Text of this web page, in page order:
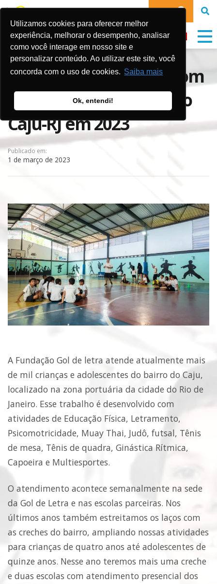
Utilizamos cookies para oferecer melhor
experiência, melhorar o desempenho, analisar
como você interage em nosso site e
personalizar conteúdo. Ao utilizar este site, você
concorda com o uso de cookies. Saiba mais
Ok, entendi!
DOE
O trabalho esportivo com
infância e juventude no
Caju-RJ em 2023
Publicado em:
1 de março de 2023
A Fundação Gol de letra atende atualmente mais
de mil crianças e adolescentes do bairro do Caju,
localizado na zona portuária da cidade do Rio de
Janeiro. Esse trabalho é desenvolvido com
atividades de Educação Física, Letramento,
Psicomotricidade, Muay Thai, Judô, futsal, Tênis
de mesa, Tênis de quadra, Ginástica Rítmica,
Capoeira e Multiesportes.
O atendimento acontece semanalmente na sede
da Gol de Letra e nas escolas parceiras. Nos
últimos anos também estreitamos os laços com
as creches do bairro, ampliando nossas atividades
para crianças de quatro anos até adolescentes de
quinze anos. Nesse ano teremos mais uma creche
e duas escolas com atendimento presencial dos